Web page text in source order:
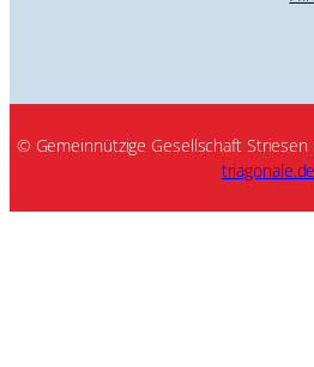
© Gemeinnützige Gesellschaft
triagonale.de